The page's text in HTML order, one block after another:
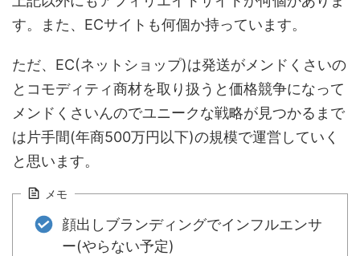
す。また、ECサイトも何個か持っています。
ただ、EC(ネットショップ)は発送がメンドくさいの
とコモディティ商材を取り扱うと価格競争になって
メンドくさいんのでユニークな戦略が見つかるまで
は片手間(年商500万円以下)の規模で運営していく
と思います。
メモ
顔出しブランディングでインフルエンサ
ー(やらない予定)